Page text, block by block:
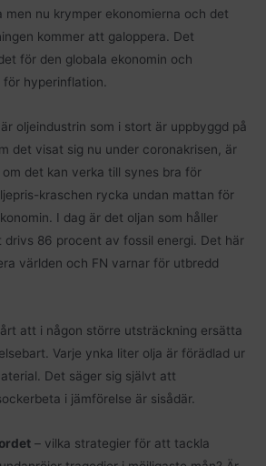
men nu krymper ekonomierna och det
kommer att galoppera. Det
för den globala ekonomin och
hyperinflation.
är oljeindustrin som i stort är uppbyggd på
det visat sig nu under coronakrisen, är
det kan verka till synes bra för
kraschen rycka undan mattan för
I dag är det oljan som håller
drivs 86 procent av fossil energi. Det här
världen och FN varnar för utbredd
att i någon större utsträckning ersätta
Varje ynka liter olja är förädlad ur
Det säger sig självt att
i jämförelse är sisådär.
– vilka strategier för att tackla